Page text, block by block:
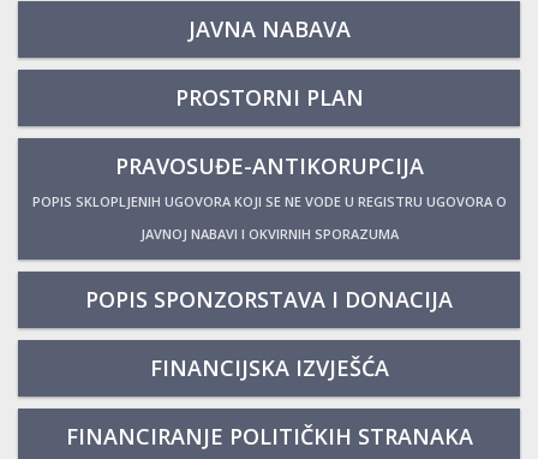
JAVNA NABAVA
PROSTORNI PLAN
PRAVOSUĐE-ANTIKORUPCIJA
POPIS SKLOPLJENIH UGOVORA KOJI SE NE VODE U REGISTRU UGOVORA O
JAVNOJ NABAVI I OKVIRNIH SPORAZUMA
POPIS SPONZORSTAVA I DONACIJA
FINANCIJSKA IZVJEŠĆA
FINANCIRANJE POLITIČKIH STRANAKA